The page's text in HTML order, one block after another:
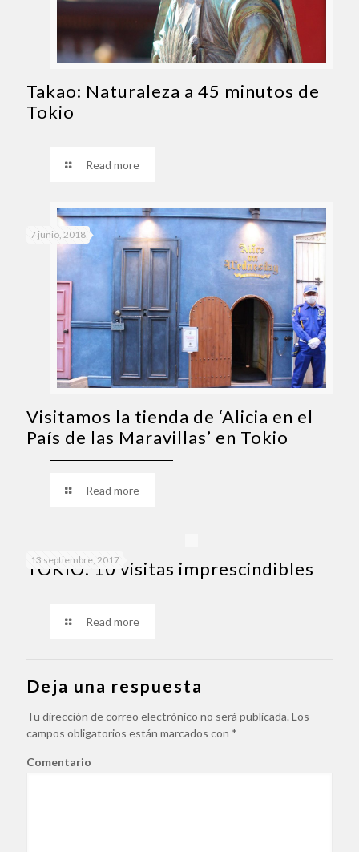
Takao: Naturaleza a 45 minutos de
Tokio
Read more
7 junio, 2018
Visitamos la tienda de ‘Alicia en el
País de las Maravillas’ en Tokio
Read more
13 septiembre, 2017
TOKIO: 10 visitas imprescindibles
Read more
Deja una respuesta
Tu dirección de correo electrónico no será publicada. Los
campos obligatorios están marcados con *
Comentario